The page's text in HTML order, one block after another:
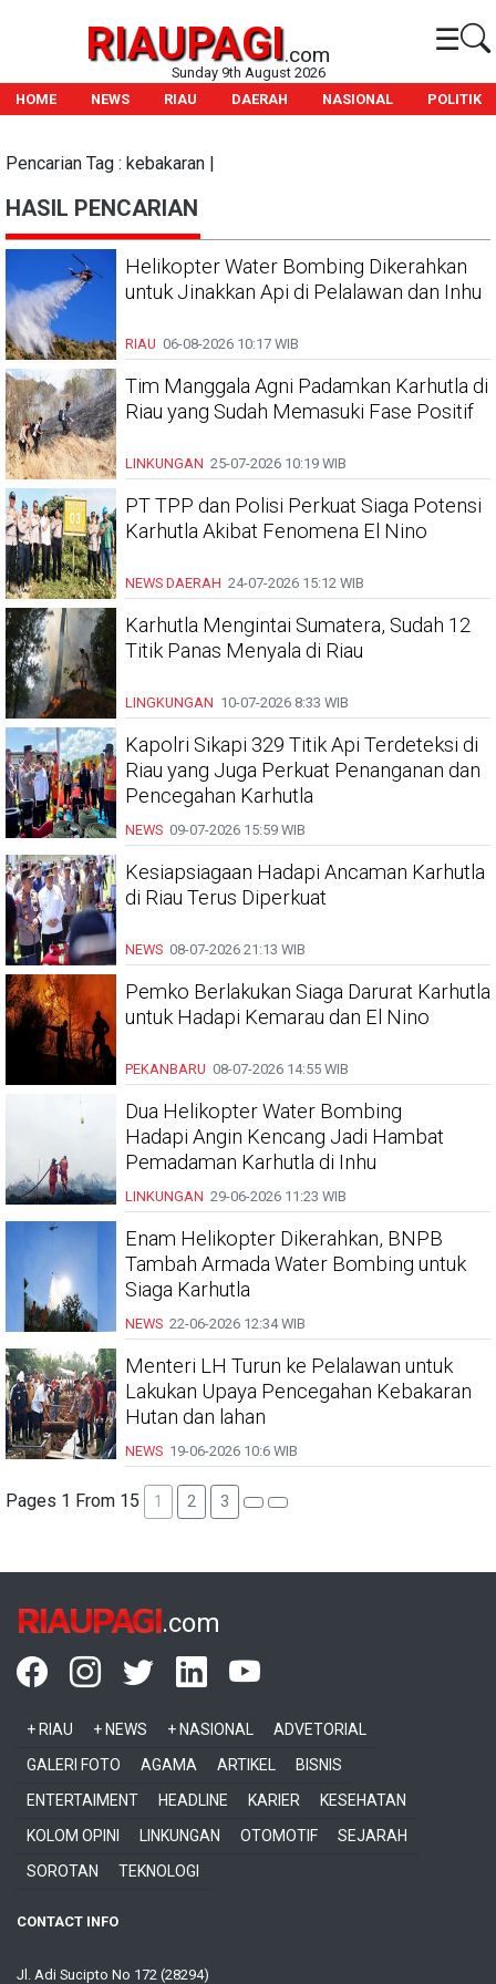
RIAUPAGI.com ☰
Sunday 9th August 2026
HOME
NEWS RIAU DAERAH NASIONAL POLITIK
Pencarian Tag : kebakaran |
HASIL PENCARIAN
Helikopter Water Bombing Dikerahkan
untuk Jinakkan Api di Pelalawan dan Inhu
RIAU 06-08-2026 10:17 WIB
Tim Manggala Agni Padamkan Karhutla di
Riau yang Sudah Memasuki Fase Positif
LINKUNGAN 25-07-2026 10:19 WIB
PT TPP dan Polisi Perkuat Siaga Potensi
Karhutla Akibat Fenomena El Nino
NEWS DAERAH 24-07-2026 15:12 WIB
Karhutla Mengintai Sumatera, Sudah 12
Titik Panas Menyala di Riau
LINGKUNGAN 10-07-2026 8:33 WIB
Kapolri Sikapi 329 Titik Api Terdeteksi di
Riau yang Juga Perkuat Penanganan dan
Pencegahan Karhutla
NEWS 09-07-2026 15:59 WIB
Kesiapsiagaan Hadapi Ancaman Karhutla
di Riau Terus Diperkuat
NEWS 08-07-2026 21:13 WIB
Pemko Berlakukan Siaga Darurat Karhutla
untuk Hadapi Kemarau dan El Nino
PEKANBARU 08-07-2026 14:55 WIB
Dua Helikopter Water Bombing
Hadapi Angin Kencang Jadi Hambat
Pemadaman Karhutla di Inhu
LINKUNGAN 29-06-2026 11:23 WIB
Enam Helikopter Dikerahkan, BNPB
Tambah Armada Water Bombing untuk
Siaga Karhutla
NEWS 22-06-2026 12:34 WIB
Menteri LH Turun ke Pelalawan untuk
Lakukan Upaya Pencegahan Kebakaran
Hutan dan lahan
NEWS 19-06-2026 10:6 WIB
Pages 1 From 15 1 2 3
RIAUPAGI.com
+ RIAU + NEWS + NASIONAL
ADVETORIAL
GALERI FOTO
AGAMA ARTIKEL
BISNIS
ENTERTAIMENT
HEADLINE KARIER
KESEHATAN
KOLOM OPINI
LINKUNGAN OTOMOTIF
SEJARAH
SOROTAN
TEKNOLOGI
CONTACT INFO
Jl. Adi Sucipto No 172 (28294)